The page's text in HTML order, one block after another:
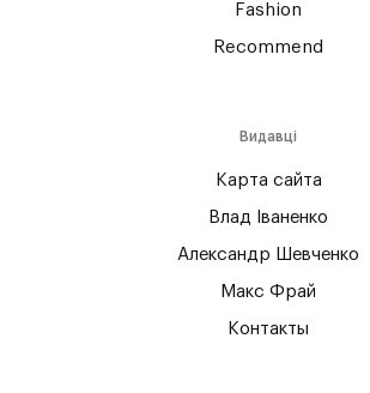
Fashion
Recommend
Видавці
Карта сайта
Влад Іваненко
Александр Шевченко
Макс Фрай
Контакты